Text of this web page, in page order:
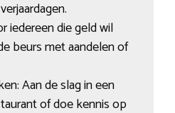
iedereen die geld wil
beurs met aandelen of
Aan de slag in een
of doe kennis op